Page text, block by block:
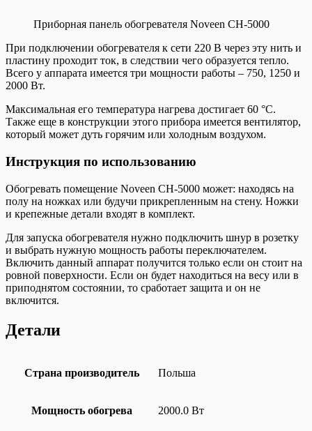
Приборная панель обогревателя Noveen CH-5000
При подключении обогревателя к сети 220 В через эту нить и
пластину проходит ток, в следствии чего образуется тепло.
Всего у аппарата имеется три мощности работы – 750, 1250 и
2000 Вт.
Максимальная его температура нагрева достигает 60 °С.
Также еще в конструкции этого прибора имеется вентилятор,
который может дуть горячим или холодным воздухом.
Инструкция по использованию
Обогревать помещение Noveen CH-5000 может: находясь на
полу на ножках или будучи прикрепленным на стену. Ножки
и крепежные детали входят в комплект.
Для запуска обогревателя нужно подключить шнур в розетку
и выбрать нужную мощность работы переключателем.
Включить данный аппарат получится только если он стоит на
ровной поверхности. Если он будет находиться на весу или в
приподнятом состоянии, то сработает защита и он не
включится.
Детали
Страна производитель Польша
Мощность обогрева 2000.0 Вт